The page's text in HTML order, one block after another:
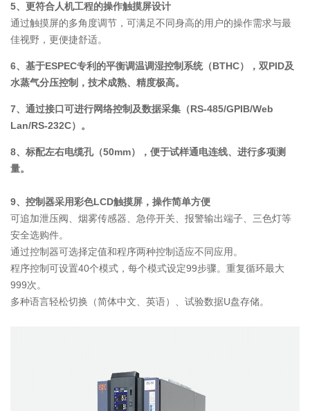
5、更符合人机工程的操作触摸屏设计
通过触摸屏的多角度调节，可满足不同身高的用户的操作需求与最
佳视野，更便捷舒适。
6、基于ESPEC专利的平衡调温调湿控制系统（BTHC），双PID及
水蒸气分压控制，技术成熟、精度极高。
7、通过接口可进行网络控制及数据采集（RS-485/GPIB/Web
Lan/RS-232C）。
8、标配左右电缆孔（50mm），便于试样通电连线、进行多项测
量。
9、控制器采用彩色LCD触摸屏，操作简单方便
可追加泄压阀、烟雾传感器、急停开关、报警输出端子、三色灯等
安全选购件。
通过控制器可选择定值和程序两种控制适应不同应用。
程序控制可设置40个模式，每个模式设定99步骤。重复循环最大
999次。
多种语言轻松切换（简体中文、英语）、试验数据U盘存储。